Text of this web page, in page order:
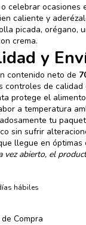
celebrar ocasiones
caliente y
picada, orégano,
crema.
y
contenido neto de
controles de calidad
protege el
a temperatura
tu
sin sufrir
llegue en óptimas
vez abierto, el
hábiles
Compra